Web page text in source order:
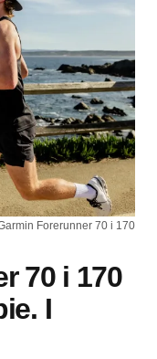
Forerunner 70 i 170
70 i 170
I